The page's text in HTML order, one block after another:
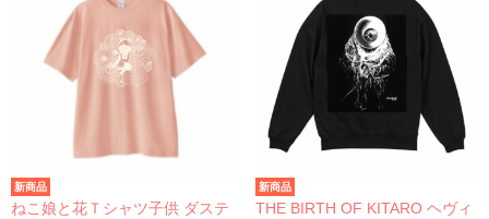
新商品
ねこ娘と花Ｔシャツ子供 ダステ
新商品
THE BIRTH OF KITARO ヘヴィ